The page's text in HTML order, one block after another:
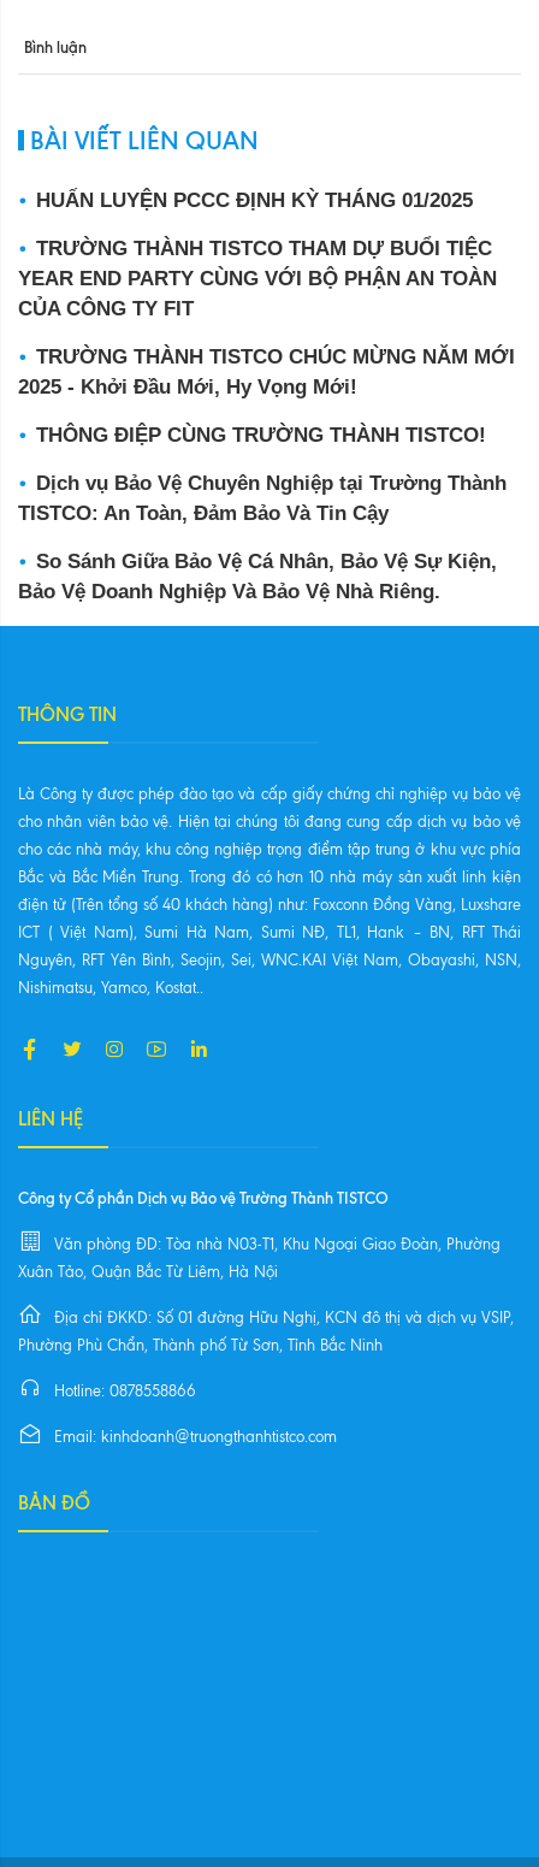
Bình luận
BÀI VIẾT LIÊN QUAN
HUẤN LUYỆN PCCC ĐỊNH KỲ THÁNG 01/2025
TRƯỜNG THÀNH TISTCO THAM DỰ BUỔI TIỆC
YEAR END PARTY CÙNG VỚI BỘ PHẬN AN TOÀN
CỦA CÔNG TY FIT
TRƯỜNG THÀNH TISTCO CHÚC MỪNG NĂM MỚI
2025 - Khởi Đầu Mới, Hy Vọng Mới!
THÔNG ĐIỆP CÙNG TRƯỜNG THÀNH TISTCO!
Dịch vụ Bảo Vệ Chuyên Nghiệp tại Trường Thành
TISTCO: An Toàn, Đảm Bảo Và Tin Cậy
So Sánh Giữa Bảo Vệ Cá Nhân, Bảo Vệ Sự Kiện,
Bảo Vệ Doanh Nghiệp Và Bảo Vệ Nhà Riêng.
THÔNG TIN
Là Công ty được phép đào tạo và cấp giấy chứng chỉ nghiệp vụ bảo vệ
cho nhân viên bảo vệ. Hiện tại chúng tôi đang cung cấp dịch vụ bảo vệ
cho các nhà máy, khu công nghiệp trọng điểm tập trung ở khu vực phía
Bắc và Bắc Miền Trung. Trong đó có hơn 10 nhà máy sản xuất linh kiện
điện tử (Trên tổng số 40 khách hàng) như: Foxconn Đồng Vàng, Luxshare
ICT ( Việt Nam), Sumi Hà Nam, Sumi NĐ, TL1, Hank – BN, RFT Thái
Nguyên, RFT Yên Bình, Seojin, Sei, WNC.KAI Việt Nam, Obayashi, NSN,
Nishimatsu, Yamco, Kostat..
LIÊN HỆ
Công ty Cổ phần Dịch vụ Bảo vệ Trường Thành TISTCO
Văn phòng ĐD: Tòa nhà N03-T1, Khu Ngoại Giao Đoàn, Phường
Xuân Tảo, Quận Bắc Từ Liêm, Hà Nội
Địa chỉ ĐKKD: Số 01 đường Hữu Nghị, KCN đô thị và dịch vụ VSIP,
Phường Phù Chẩn, Thành phố Từ Sơn, Tỉnh Bắc Ninh
Hotline: 0878558866
Email: kinhdoanh@truongthanhtistco.com
BẢN ĐỒ